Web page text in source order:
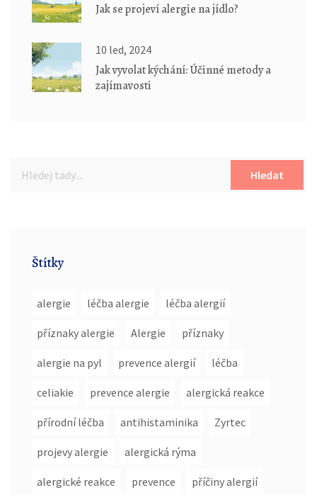
Jak se projeví alergie na jídlo?
10 led, 2024
Jak vyvolat kýchání: Účinné metody a
zajímavosti
Hledat
Štítky
alergie léčba alergie léčba alergií
příznaky alergie Alergie příznaky
alergie na pyl prevence alergií léčba
celiakie prevence alergie alergická reakce
přírodní léčba antihistaminika Zyrtec
projevy alergie alergická rýma
alergické reakce prevence příčiny alergií